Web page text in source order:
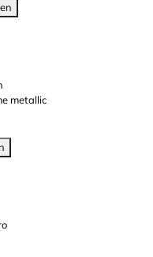
metallic